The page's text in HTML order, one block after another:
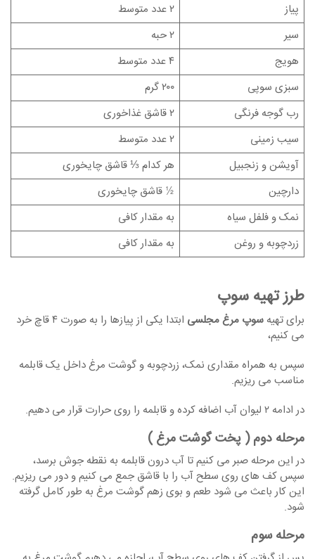
پیاز
۲ عدد متوسط
سیر
۲ حبه
هویج
۴ عدد متوسط
سبزی سوپی
۲۰۰ گرم
رب گوجه فرنگی
۲ قاشق غذاخوری
سیب زمینی
۲ عدد متوسط
آویشن و زنجبیل
هر کدام ⅓ قاشق چایخوری
دارچین
½ قاشق چایخوری
نمک و فلفل سیاه
به مقدار کافی
زردچوبه و روغن
به مقدار کافی
طرز تهیه سوپ
برای تهیه سوپ مرغ مجلسی
ابتدا یکی از پیازها را به صورت ۴ قاچ خرد
می کنیم،
سپس به همراه مقداری نمک، زردچوبه و گوشت مرغ داخل یک قابلمه
مناسب می ریزیم.
در ادامه ۲ لیوان آب اضافه کرده و قابلمه را روی حرارت قرار می دهیم.
مرحله دوم ( پخت گوشت مرغ )
در این مرحله صبر می کنیم تا آب درون قابلمه به نقطه جوش برسد،
سپس کف های روی سطح آب را با قاشق جمع می کنیم و دور می ریزیم.
این کار باعث می شود طعم و بوی زهم گوشت مرغ به طور کامل گرفته
شود.
مرحله سوم